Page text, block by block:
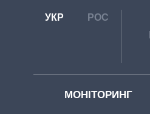
УКР РОС
МОНІТОРИНГ